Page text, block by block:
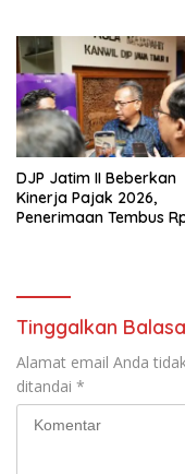
DJP Jatim II Beberkan
Kinerja Pajak 2026,
Penerimaan Tembus
Tinggalkan
Alamat email Anda
ditandai *